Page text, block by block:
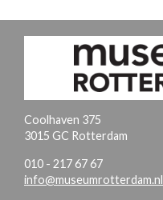
Coolhaven 375
3015 GC Rotterdam
010 - 217 67 67
info@museumrotterdam.nl